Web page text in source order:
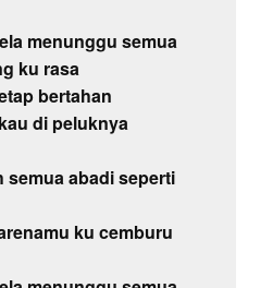
menunggu semua
ku rasa
bertahan
di peluknya
abadi seperti
ku cemburu